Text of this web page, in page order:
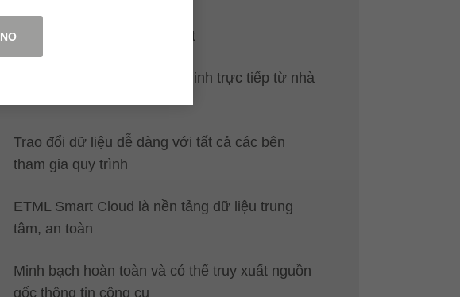
Tiêu chuẩn liên nhà sản xuất
Dữ liệu công cụ được xác minh trực tiếp từ nhà
Trao đổi dữ liệu dễ dàng với tất cả các bên
tham gia quy trình
ETML Smart Cloud là nền tảng dữ liệu trung
tâm, an toàn
Minh bạch hoàn toàn và có thể truy xuất nguồn
gốc thông tin công cụ
NO